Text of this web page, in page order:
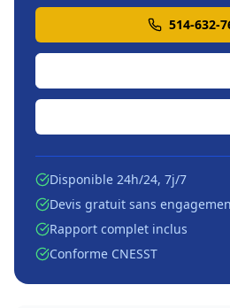
514-632-
Disponible 24h/24, 7j/7
Devis gratuit sans
Rapport complet inclus
Conforme CNESST